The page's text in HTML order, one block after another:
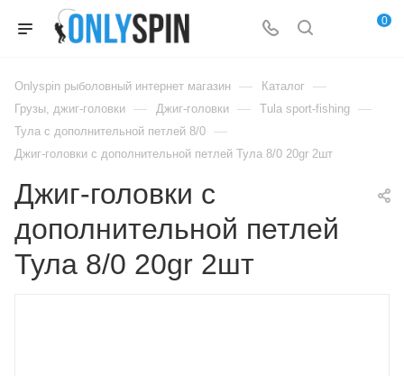
0
Onlyspin рыболовный интернет магазин — Каталог —
Грузы, джиг-головки — Джиг-головки — Tula sport-fishing —
Тула с дополнительной петлей 8/0 —
Джиг-головки с дополнительной петлей Тула 8/0 20gr 2шт
Джиг-головки с
дополнительной петлей
Тула 8/0 20gr 2шт